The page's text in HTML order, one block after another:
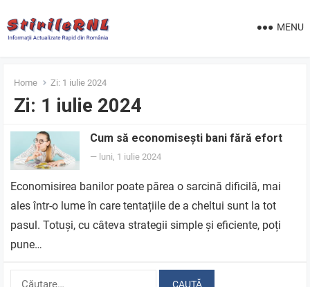
MENU
Home Zi: 1 iulie 2024
Zi: 1 iulie 2024
Cum să economisești bani fără efort
— luni, 1 iulie 2024
Economisirea banilor poate părea o sarcină dificilă, mai
ales într-o lume în care tentațiile de a cheltui sunt la tot
pasul. Totuși, cu câteva strategii simple și eficiente, poți
pune…
Caută